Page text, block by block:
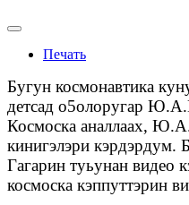
Печать
Бугун космонавтика
детсад о5олоругар
Космоска аналлаах,
кинигэлэри кэрдэрдум.
Гагарин туьунан видео
космоска кэппуттэрин